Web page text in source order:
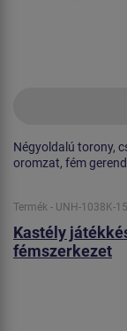
Négyoldalú torony,
oromzat, fém
Termék - UNH-1038K-15
Kastély
fémszerkezet